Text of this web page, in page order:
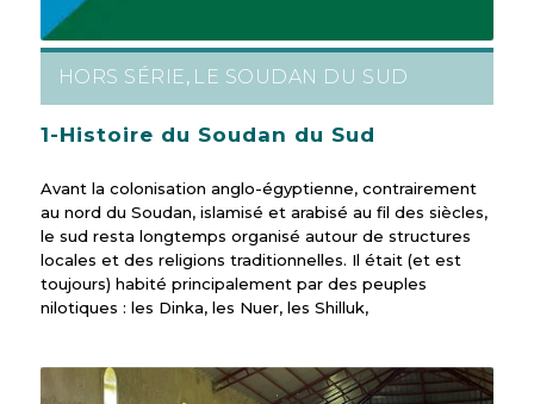
HORS SÉRIE , LE SOUDAN DU SUD
1-Histoire du Soudan du Sud
Avant la colonisation anglo-égyptienne, contrairement
au nord du Soudan, islamisé et arabisé au fil des siècles,
le sud resta longtemps organisé autour de structures
locales et des religions traditionnelles. Il était (et est
toujours) habité principalement par des peuples
nilotiques : les Dinka, les Nuer, les Shilluk,